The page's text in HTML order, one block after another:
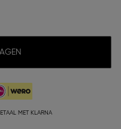
MET KLARNA